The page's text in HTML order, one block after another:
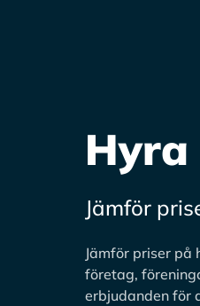
Jämför
Jämför priser på
företag,
erbjudanden för